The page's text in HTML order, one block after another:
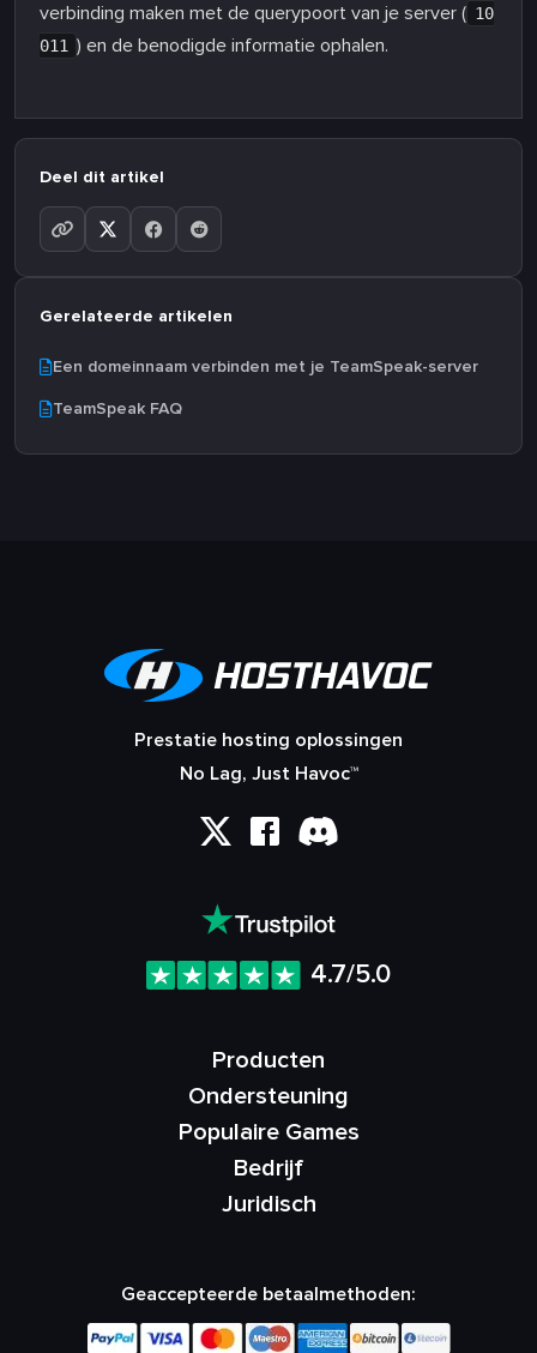
verbinding maken met de querypoort van je server ( 10
011 ) en de benodigde informatie ophalen.
Deel dit artikel
Gerelateerde artikelen
Een domeinnaam verbinden met je TeamSpeak-server
TeamSpeak FAQ
Prestatie hosting oplossingen
No Lag, Just Havoc™
4.7/5.0
Producten
Ondersteuning
Populaire Games
Bedrijf
Juridisch
Geaccepteerde betaalmethoden: